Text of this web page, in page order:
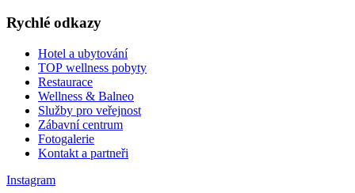
Rychlé odkazy
Hotel a ubytování
TOP wellness pobyty
Restaurace
Wellness & Balneo
Služby pro veřejnost
Zábavní centrum
Fotogalerie
Kontakt a partneři
Instagram